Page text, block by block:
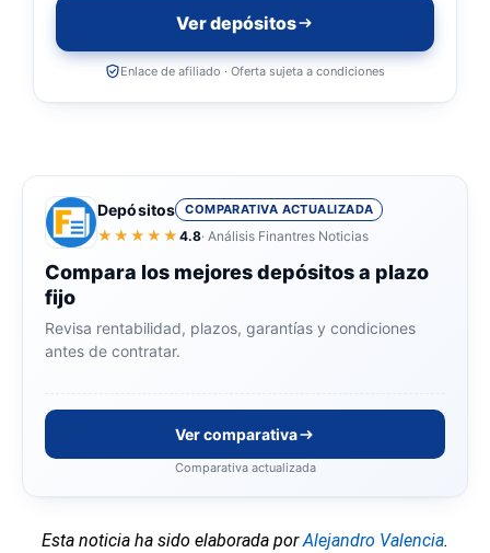
Ver depósitos
Enlace de afiliado · Oferta sujeta a condiciones
Depósitos COMPARATIVA ACTUALIZADA
★★★★★ 4.8· Análisis Finantres Noticias
Compara los mejores depósitos a plazo
fijo
Revisa rentabilidad, plazos, garantías y condiciones
antes de contratar.
Ver comparativa
Comparativa actualizada
Esta noticia ha sido elaborada porAlejandro Valencia.